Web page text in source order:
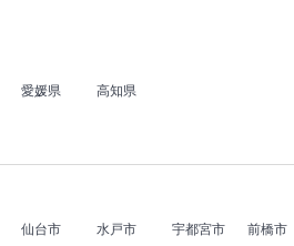
愛媛県 高知県
仙台市 水戸市 宇都宮市 前橋市